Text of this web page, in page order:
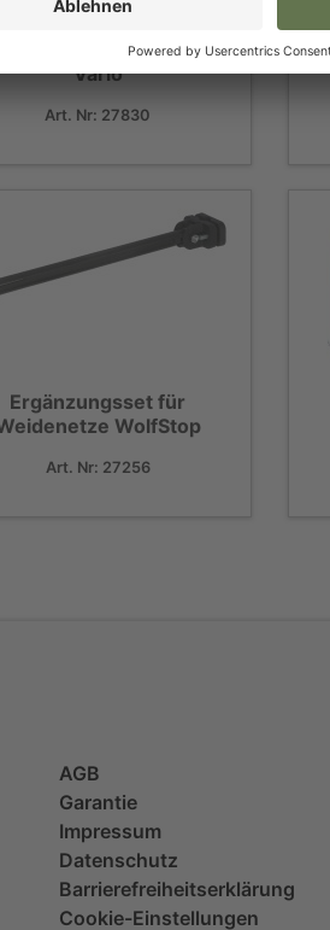
TitanNet Premium
Vario
Art. Nr: 27830
Ergänzungsset für
WolfStop
Art. Nr: 27256
AGB
Garantie
Impressum
Datenschutz
Barrierefreiheitserklärung
Cookie-Einstellungen